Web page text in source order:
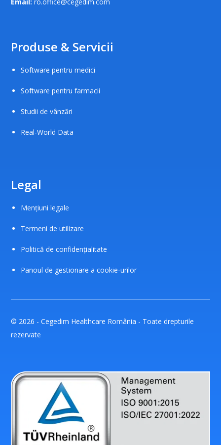
Produse & Servicii
Software pentru medici
Software pentru farmacii
Studii de vânzări
Real-World Data
Legal
Mențiuni legale
Termeni de utilizare
Politică de confidențialitate
Panoul de gestionare a cookie-urilor
© 2026 - Cegedim Healthcare România - Toate drepturile
rezervate